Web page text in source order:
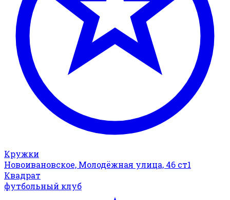
Кружки
Новоивановское, Молодёжная улица, 46 ст1
Квадрат
футбольный клуб